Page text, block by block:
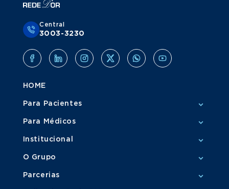
Central
3003-3230
HOME
Para Pacientes
Para Médicos
Institucional
O Grupo
Parcerias